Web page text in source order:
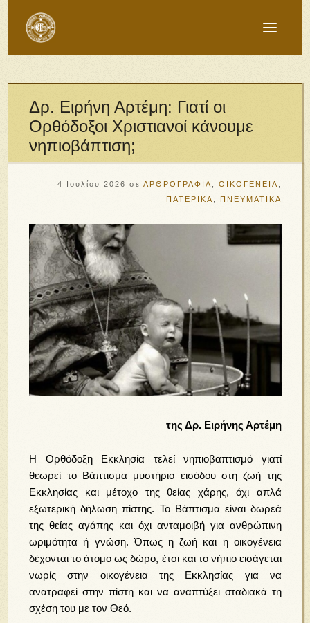
Δρ. Ειρήνη Αρτέμη: Γιατί οι
Ορθόδοξοι Χριστιανοί κάνουμε
νηπιοβάπτιση;
4 Ιουλίου 2026 σε ΑΡΘΡΟΓΡΑΦΙΑ ΟΙΚΟΓΕΝΕΙΑ
ΠΑΤΕΡΙΚΑ
ΠΝΕΥΜΑΤΙΚΑ
της Δρ. Ειρήνης Αρτέμη
Η Ορθόδοξη Εκκλησία τελεί νηπιοβαπτισμό γιατί
θεωρεί το Βάπτισμα μυστήριο εισόδου στη ζωή της
Εκκλησίας και μέτοχο της θείας χάρης, όχι απλά
εξωτερική δήλωση πίστης. Το Βάπτισμα είναι δωρεά
της θείας αγάπης και όχι ανταμοιβή για ανθρώπινη
ωριμότητα ή γνώση. Όπως η ζωή και η οικογένεια
δέχονται το άτομο ως δώρο, έτσι και το νήπιο εισάγεται
νωρίς στην οικογένεια της Εκκλησίας για να
ανατραφεί στην πίστη και να αναπτύξει σταδιακά τη
σχέση του με τον Θεό.